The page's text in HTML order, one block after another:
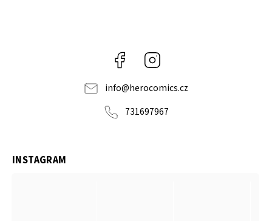
Facebook
info@herocomics.cz
731697967
INSTAGRAM